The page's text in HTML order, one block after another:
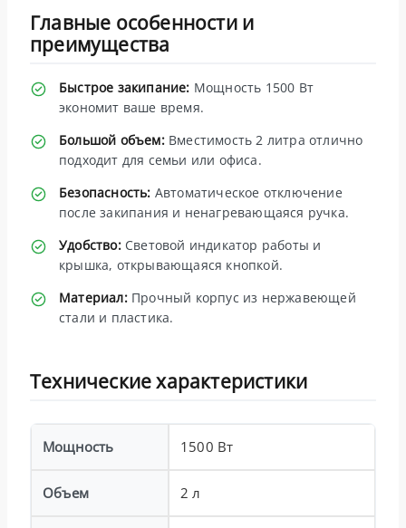
Главные особенности и
преимущества
Быстрое закипание: Мощность 1500 Вт
экономит ваше время.
Большой объем:Вместимость 2 литра отлично
подходит для семьи или офиса.
Безопасность: Автоматическое отключение
после закипания и ненагревающаяся ручка.
Удобство:Световой индикатор работы и
крышка, открывающаяся кнопкой.
Материал:Прочный корпус из нержавеющей
стали и пластика.
Технические характеристики
Мощность 1500 Вт
Объем 2 л